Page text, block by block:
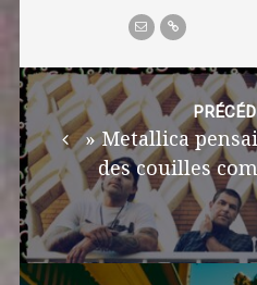
Post
navigation
» Metallica
des couilles